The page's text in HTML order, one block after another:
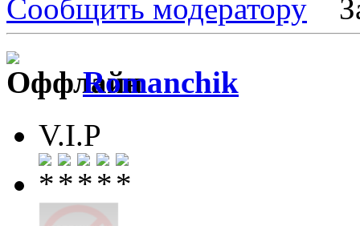
Сообщить модератору
Romanchik
V.I.P